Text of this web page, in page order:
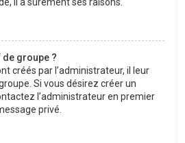
groupe ?
créés par l’administrateur, il leur
Si vous désirez créer un
l’administrateur en premier
privé.